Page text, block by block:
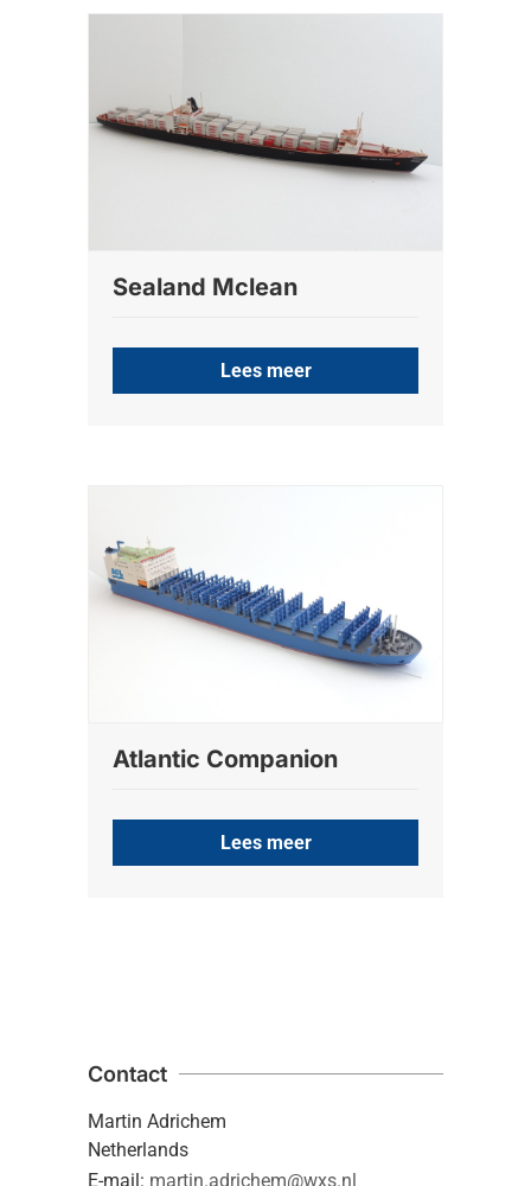
Sealand Mclean
Lees meer
Atlantic Companion
Lees meer
Contact
Martin Adrichem
Netherlands
E-mail: martin.adrichem@wxs.nl